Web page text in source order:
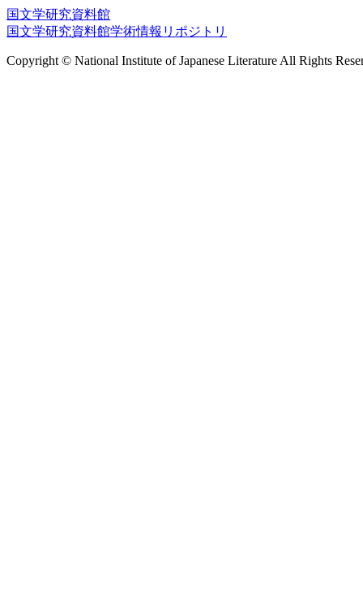
国文学研究資料館
国文学研究資料館学術情報リポジトリ
Copyright © National Institute of Japanese Literature All Rights